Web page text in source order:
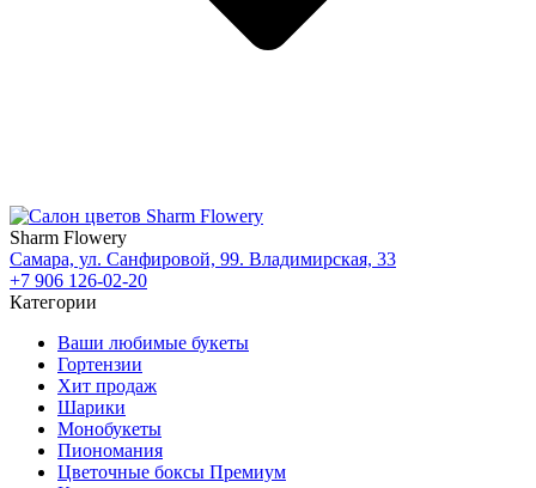
Sharm Flowery
Самара, ул. Санфировой, 99. Владимирская, 33
+7 906 126-02-20
Категории
Ваши любимые букеты
Гортензии
Хит продаж
Шарики
Монобукеты
Пиономания
Цветочные боксы Премиум